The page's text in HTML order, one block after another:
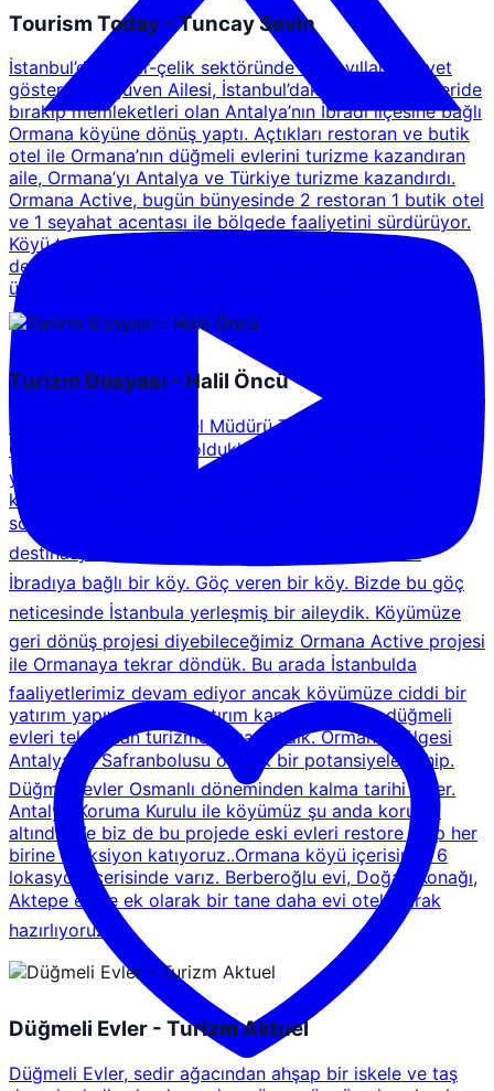
Tourism Today - Tuncay Sevin
İstanbul’da demir-çelik sektöründe uzun yıllar faaliyet
gösteren Özgüven Ailesi, İstanbul’daki yaşamlarını geride
bırakıp memleketleri olan Antalya’nın İbradı ilçesine bağlı
Ormana köyüne dönüş yaptı. Açtıkları restoran ve butik
otel ile Ormana’nın düğmeli evlerini turizme kazandıran
aile, Ormana’yı Antalya ve Türkiye turizme kazandırdı.
Ormana Active, bugün bünyesinde 2 restoran 1 butik otel
ve 1 seyahat acentası ile bölgede faaliyetini sürdürüyor.
Köyü turizme kazandırarak Ormana’nın kaderini
değiştiren aile, 2018 yılında 3 bini konaklamalı olmak
üzere toplam 40 bin turiste hizmet verdi.
Turizm Dosyası - Halil Öncü
Ormana Active'in Genel Müdürü Tolga Özgüven aslen
Ormanalı olan bir aile olduklarını ifade ederek, yaptıkları
yatırımlar ile bölgeye bir değer kazandırdıklarını ve bu
kazanımlara da köylülerin büyük destek verdiğini
söyleyerek, Ormananın Antalyanın yeni bir turizm
destinasyonu hale geldiğini ifade ediyor:  Ormana
İbradıya bağlı bir köy. Göç veren bir köy. Bizde bu göç
neticesinde İstanbula yerleşmiş bir aileydik. Köyümüze
geri dönüş projesi diyebileceğimiz Ormana Active projesi
ile Ormanaya tekrar döndük. Bu arada İstanbulda
faaliyetlerimiz devam ediyor ancak köyümüze ciddi bir
yatırım yapıyoruz. Bu yatırım kapsamında da düğmeli
evleri tekrardan turizme kazandırdık. Ormana bölgesi
Antalyanın Safranbolusu olacak bir potansiyele sahip.
Düğmeli evler Osmanlı döneminden kalma tarihi evler.
Antalya Koruma Kurulu ile köyümüz şu anda koruma
altında. Ve biz de bu projede eski evleri restore edip her
birine fonksiyon katıyoruz..Ormana köyü içerisinde 6
lokasyon içerisinde varız. Berberoğlu evi, Doğan Konağı,
Aktepe evine ek olarak bir tane daha evi otel olarak
hazırlıyoruz
Düğmeli Evler - Turizm Aktuel
Düğmeli Evler, sedir ağacından ahşap bir iskele ve taş